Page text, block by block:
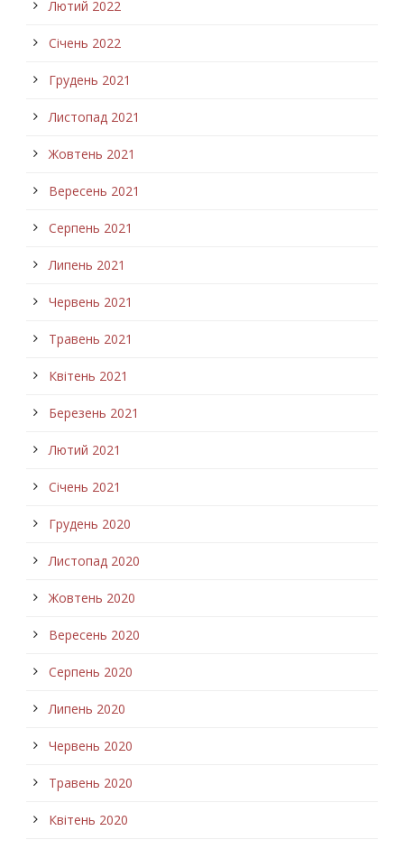
Лютий 2022
Січень 2022
Грудень 2021
Листопад 2021
Жовтень 2021
Вересень 2021
Серпень 2021
Липень 2021
Червень 2021
Травень 2021
Квітень 2021
Березень 2021
Лютий 2021
Січень 2021
Грудень 2020
Листопад 2020
Жовтень 2020
Вересень 2020
Серпень 2020
Липень 2020
Червень 2020
Травень 2020
Квітень 2020